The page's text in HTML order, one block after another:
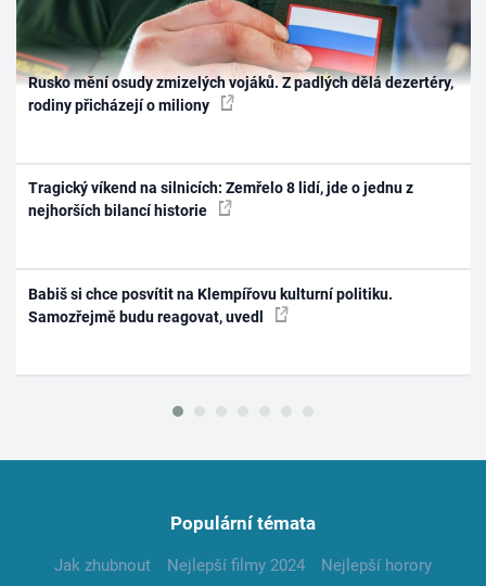
Rusko mění osudy zmizelých vojáků. Z padlých dělá dezertéry,
rodiny přicházejí o miliony
Tragický víkend na silnicích: Zemřelo 8 lidí, jde o jednu z
nejhorších bilancí historie
Babiš si chce posvítit na Klempířovu kulturní politiku.
Samozřejmě budu reagovat, uvedl
Populární témata
Jak zhubnout Nejlepší filmy 2024
Nejlepší horory